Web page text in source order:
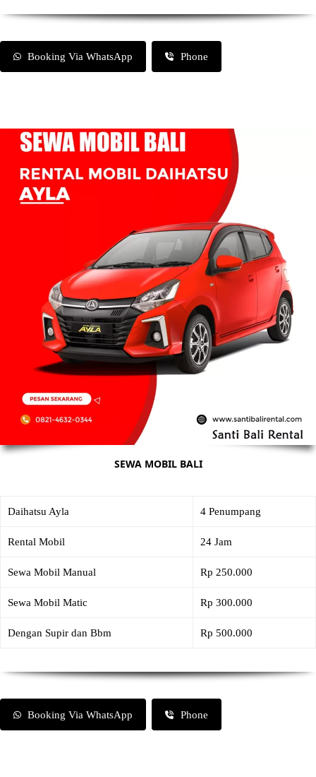
Booking Via WhatsApp Phone
SEWA MOBIL BALI
Daihatsu Ayla 4 Penumpang
Rental Mobil 24 Jam
Sewa Mobil Manual Rp 250.000
Sewa Mobil Matic Rp 300.000
Dengan Supir dan Bbm Rp 500.000
Booking Via WhatsApp Phone